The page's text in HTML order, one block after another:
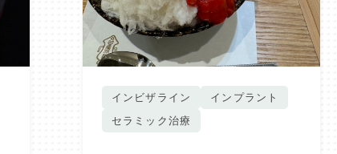
インビザライン
インプラント
セラミック治療